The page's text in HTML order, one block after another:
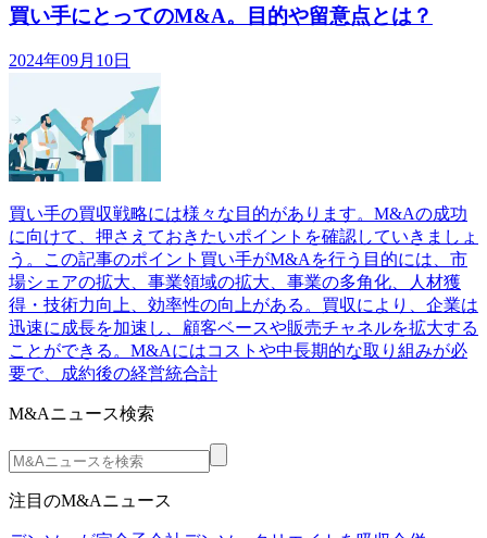
買い手にとってのM&A。目的や留意点とは？
2024年09月10日
買い手の買収戦略には様々な目的があります。M&Aの成功
に向けて、押さえておきたいポイントを確認していきましょ
う。この記事のポイント買い手がM&Aを行う目的には、市
場シェアの拡大、事業領域の拡大、事業の多角化、人材獲
得・技術力向上、効率性の向上がある。買収により、企業は
迅速に成長を加速し、顧客ベースや販売チャネルを拡大する
ことができる。M&Aにはコストや中長期的な取り組みが必
要で、成約後の経営統合計
M&Aニュース検索
注目のM&Aニュース